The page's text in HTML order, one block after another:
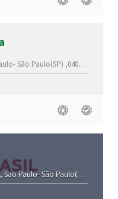
São Paulo(SP) ,04077-020
Sao Paulo-São Paulo(SP)